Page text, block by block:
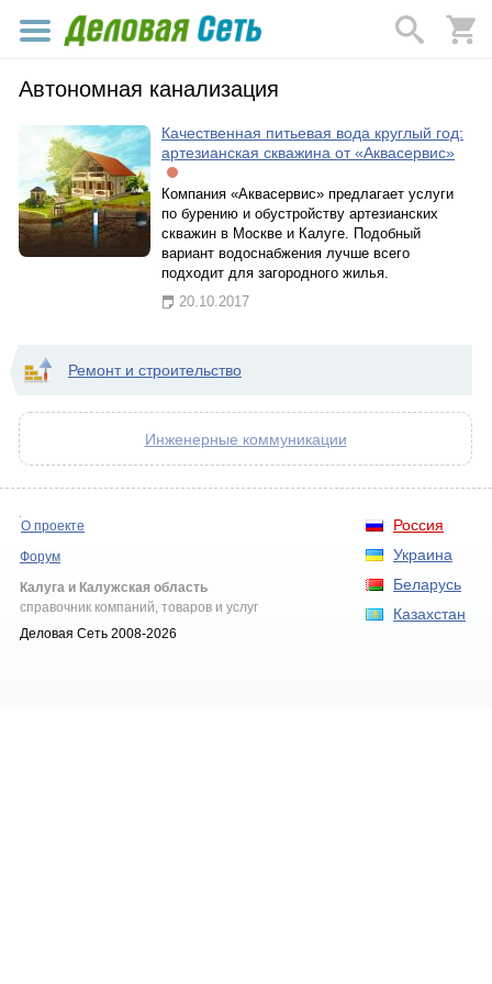
Автономная канализация
Качественная питьевая вода круглый год:
артезианская скважина от «Аквасервис»
Компания «Аквасервис» предлагает услуги
по бурению и обустройству артезианских
скважин в Москве и Калуге. Подобный
вариант водоснабжения лучше всего
подходит для загородного жилья.
20.10.2017
Ремонт и строительство
Инженерные коммуникации
Россия
Украина
Беларусь
Казахстан
О проекте
Форум
Калуга и Калужская область
справочник компаний, товаров и услуг
Деловая Сеть 2008-2026